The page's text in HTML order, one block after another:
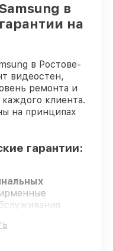
в
на
в Ростове-
видеостен,
ремонта и
клиента.
на принципах
гарантии: